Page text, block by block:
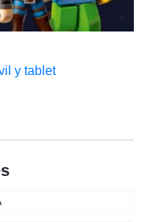
y tablet